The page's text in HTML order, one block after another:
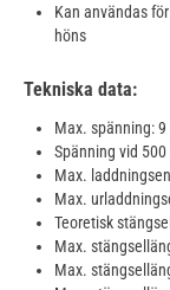
Kan användas
höns
Tekniska data:
Max. spänning: 9
Spänning vid
Max.
Max.
Teoretisk
Max.
Max.